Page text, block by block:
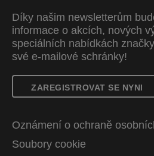
Díky našim newsletterům
informace o akcích, nových
speciálních nabídkách
své e-mailové schránky!
ZAREGISTROVAT SE NYNI
Oznámení o ochraně
Soubory cookie